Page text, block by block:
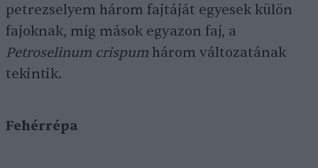
petrezselyem három fajtáját egyesek külön
fajoknak, míg mások egyazon faj, a
Petroselinum crispum három változatának
tekintik.
Fehérrépa